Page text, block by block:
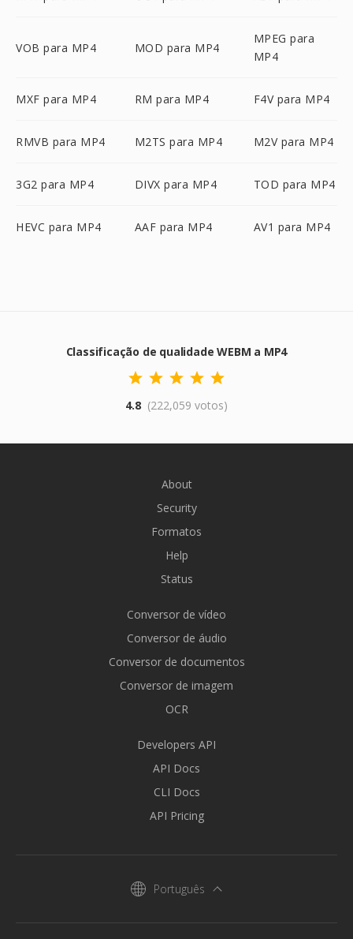
VOB para MP4 MOD para MP4
MPEG para
MP4
MXF para MP4 RM para MP4 F4V para MP4
RMVB para MP4 M2TS para MP4 M2V para MP4
3G2 para MP4 DIVX para MP4 TOD para MP4
HEVC para MP4 AAF para MP4 AV1 para MP4
Classificação de qualidade WEBM a MP4
4.8 (222,059 votos)
About
Security
Formatos
Help
Status
Conversor de vídeo
Conversor de áudio
Conversor de documentos
Conversor de imagem
OCR
Developers API
API Docs
CLI Docs
API Pricing
Português